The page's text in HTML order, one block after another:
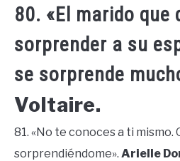
80. «El marido que
sorprender a su
se sorprende
Voltaire.
81. «No te conoces a ti mismo.
sorprendiéndome». Arielle